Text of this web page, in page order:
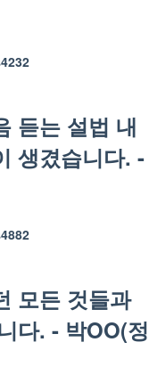
4232
듣는 설법 내
생겼습니다. -
4882
모든 것들과
다. - 박OO(정